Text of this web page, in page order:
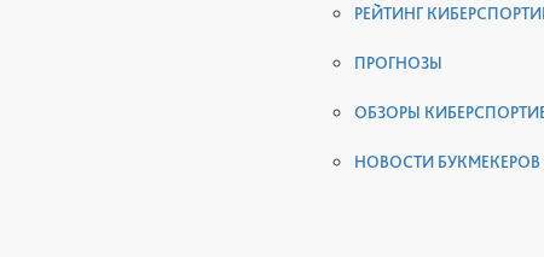
РЕЙТИНГ
ПРОГНОЗЫ
ОБЗОРЫ
НОВОСТИ БУКМЕКЕРОВ